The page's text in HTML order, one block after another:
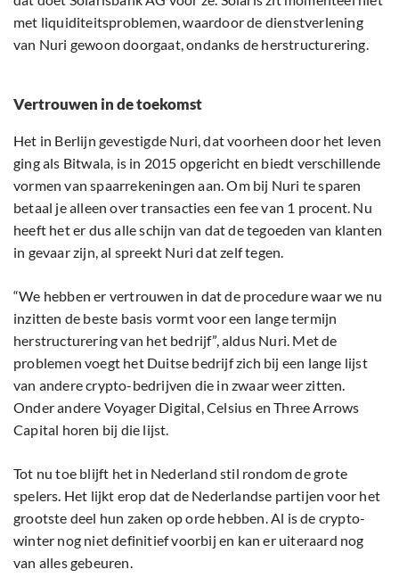
met liquiditeitsproblemen, waardoor de dienstverlening
van Nuri gewoon doorgaat, ondanks de herstructurering.
Vertrouwen in de toekomst
Het in Berlijn gevestigde Nuri, dat voorheen door het leven
ging als Bitwala, is in 2015 opgericht en biedt verschillende
vormen van spaarrekeningen aan. Om bij Nuri te sparen
betaal je alleen over transacties een fee van 1 procent. Nu
heeft het er dus alle schijn van dat de tegoeden van klanten
in gevaar zijn, al spreekt Nuri dat zelf tegen.
“We hebben er vertrouwen in dat de procedure waar we nu
inzitten de beste basis vormt voor een lange termijn
herstructurering van het bedrijf”, aldus Nuri. Met de
problemen voegt het Duitse bedrijf zich bij een lange lijst
van andere crypto-bedrijven die in zwaar weer zitten.
Onder andere Voyager Digital, Celsius en Three Arrows
Capital horen bij die lijst.
Tot nu toe blijft het in Nederland stil rondom de grote
spelers. Het lijkt erop dat de Nederlandse partijen voor het
grootste deel hun zaken op orde hebben. Al is de crypto-
winter nog niet definitief voorbij en kan er uiteraard nog
van alles gebeuren.